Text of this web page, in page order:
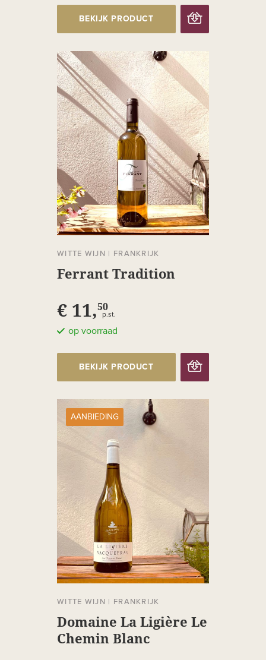
BEKIJK PRODUCT
WITTE WIJN | FRANKRIJK
Ferrant Tradition
€ 11,50
p.st.
op voorraad
BEKIJK PRODUCT
AANBIEDING
WITTE WIJN | FRANKRIJK
Domaine La Ligière Le
Chemin Blanc